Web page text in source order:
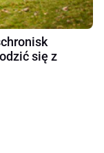
się z